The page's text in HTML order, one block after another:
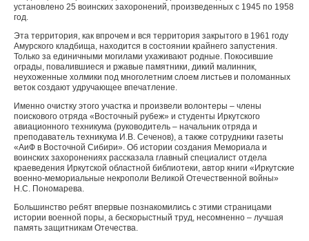
установлено 25 воинских захоронений, произведенных с 1945 по 1958
год.
Эта территория, как впрочем и вся территория закрытого в 1961 году
Амурского кладбища, находится в состоянии крайнего запустения.
Только за единичными могилами ухаживают родные. Покосившие
ограды, повалившиеся и ржавые памятники, дикий малинник,
неухоженные холмики под многолетним слоем листьев и поломанных
веток создают удручающее впечатление.
Именно очистку этого участка и произвели волонтеры – члены
поискового отряда «Восточный рубеж» и студенты Иркутского
авиационного техникума (руководитель – начальник отряда и
преподаватель техникума И.В. Сеченов), а также сотрудники газеты
«АиФ в Восточной Сибири». Об истории создания Мемориала и
воинских захоронениях рассказала главный специалист отдела
краеведения Иркутской областной библиотеки, автор книги «Иркутские
военно-мемориальные некрополи Великой Отечественной войны»
Н.С. Пономарева.
Большинство ребят впервые познакомились с этими страницами
истории военной поры, а бескорыстный труд, несомненно – лучшая
память защитникам Отечества.